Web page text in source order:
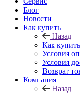
Блог
Новости
Как купить
Назад
Как купить
Условия
Условия
Возврат
Компания
Назад